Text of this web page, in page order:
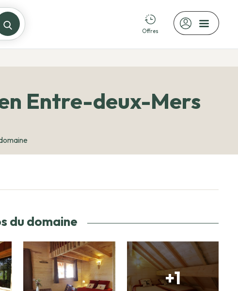
Offres
Entre-deux-Mers
du domaine
+1